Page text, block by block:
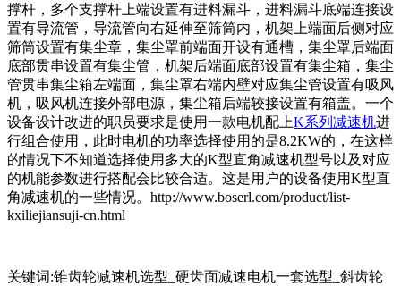
撑杆，多个支撑杆上端设置有进料漏斗，进料漏斗底端连接设
置有导流管，导流管向右延伸至筛筒内，机架上端面后侧对应
筛筒设置有集尘章，集尘罩前端面开设有通槽，集尘罩后端面
底部贯串设置有集尘管，机架后端面底部设置有集尘箱，集尘
管贯串集尘箱左端面，集尘罩右端内壁对应集尘管设置有吸风
机，吸风机连接外部电源，集尘箱后端较接设置有箱盖。一个
设备设计改进的职员要求是使用一款电机配上K系列减速机进
行组合使用，此时电机的功率选择使用的是8.2KW的，在这样
的情况下不知道选择使用多大的K型直角减速机型号以及对应
的机能参数进行搭配会比较合适。这是用户的设备使用K型直
角减速机的一些情况。http://www.boserl.com/product/list-
kxiliejiansuji-cn.html
关键词:锥齿轮减速机选型_硬齿面减速电机一套选型_斜齿轮